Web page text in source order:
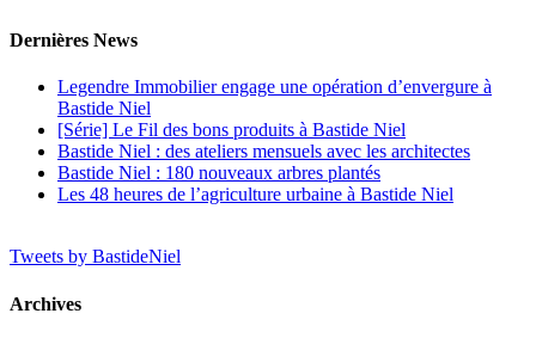
Dernières News
Legendre Immobilier engage une opération d’envergure à
Bastide Niel
[Série] Le Fil des bons produits à Bastide Niel
Bastide Niel : des ateliers mensuels avec les architectes
Bastide Niel : 180 nouveaux arbres plantés
Les 48 heures de l’agriculture urbaine à Bastide Niel
Tweets by BastideNiel
Archives